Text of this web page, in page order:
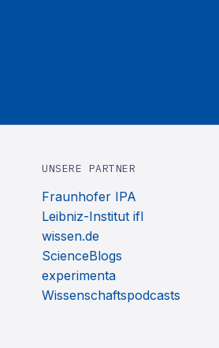
UNSERE PARTNER
Fraunhofer IPA
Leibniz-Institut ifl
wissen.de
ScienceBlogs
experimenta
Wissenschaftspodcasts